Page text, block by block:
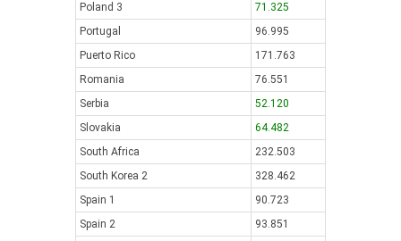
Poland 3
71.325
Portugal
96.995
Puerto Rico
171.763
Romania
76.551
Serbia
52.120
Slovakia
64.482
South Africa
232.503
South Korea 2
328.462
Spain 1
90.723
Spain 2
93.851